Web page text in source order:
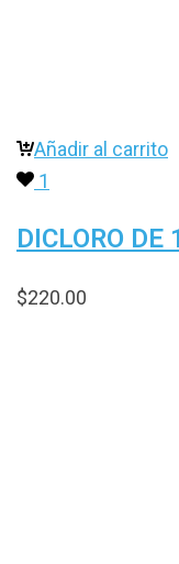
Añadir al carrito
1
DICLORO DE
$220.00